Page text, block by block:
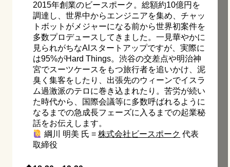
2015年創業のビースポーク。総額約10億円を
調達し、世界中からエンジニアを集め、チャッ
トボットがメジャーになる前から世界初案件を
多数プロデュースしてきました。一見華やかに
見られがちなAIスタートアップですが、実際に
は95%がHard Things。渋谷の交差点や明治神
宮でスーツケースをもつ旅行者を追いかけ、泥
臭く集客をしたり、出張先のウィーンでイスラ
ム過激派のテロに巻き込まれたり。苦労が続い
た時代から、国際会議等に多数呼ばれるように
なるまでの急成長フェーズに入るまでの起業秘
話をお伝えします。
綱川 明美 氏 =株式会社ビースポーク 代表
取締役